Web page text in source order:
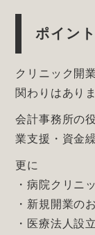
ポイン
クリニック開
関わりはありま
会計事務所の
業支援・資金
更に
・病院クリニ
・新規開業の
・医療法人設